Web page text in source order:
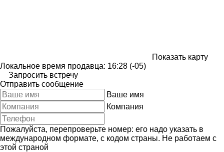
Показать карту
Локальное время продавца: 16:28 (-05)
Запросить встречу
Отправить сообщение
Ваше имя
Компания
Пожалуйста, перепроверьте номер: его надо указать в
международном формате, с кодом страны. Не работаем с
этой страной